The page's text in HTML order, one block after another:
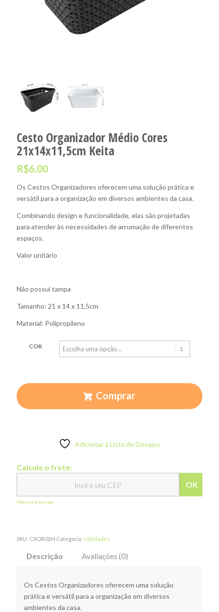
Cesto Organizador Médio Cores
21x14x11,5cm Keita
R$6,00
Os Cestos Organizadores oferecem uma solução prática e
versátil para a organização em diversos ambientes da casa.
Combinando design e funcionalidade, elas são projetadas
para atender às necessidades de arrumação de diferentes
espaços.
Valor unitário
Não possui tampa
Tamanho: 21 x 14 x 11,5cm
Material: Polipropileno
COR
Comprar
Adicionar à Lista de Desejos
Calcule o frete:
OK
Não sei meu cep
SKU: CXOR01M Categoria: Utilidades
Descrição Avaliações (0)
Os Cestos Organizadores oferecem uma solução
prática e versátil para a organização em diversos
ambientes da casa.